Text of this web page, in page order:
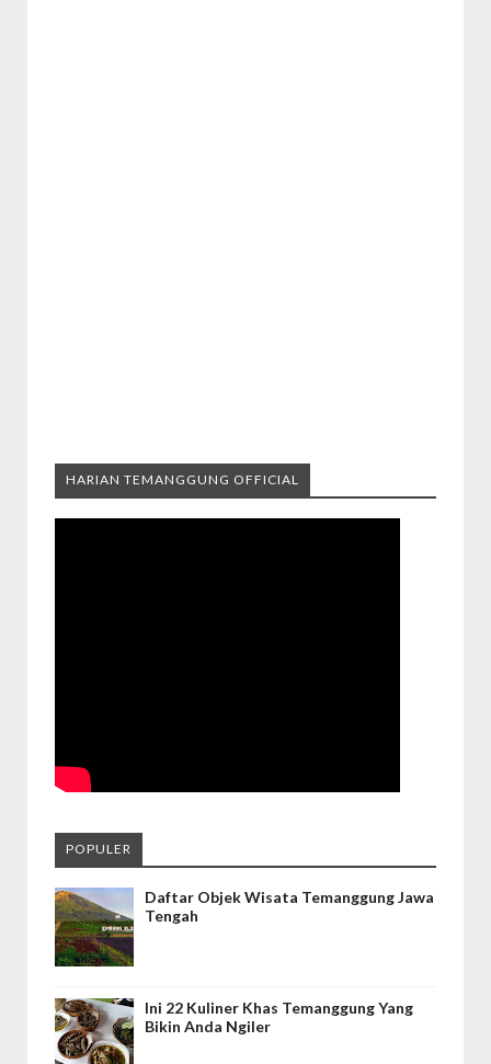
HARIAN TEMANGGUNG OFFICIAL
POPULER
Daftar Objek Wisata Temanggung Jawa
Tengah
Ini 22 Kuliner Khas Temanggung Yang
Bikin Anda Ngiler